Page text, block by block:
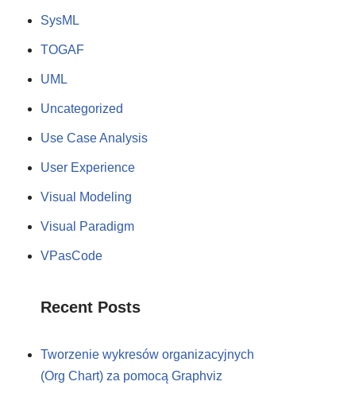
SysML
TOGAF
UML
Uncategorized
Use Case Analysis
User Experience
Visual Modeling
Visual Paradigm
VPasCode
Recent Posts
Tworzenie wykresów organizacyjnych
(Org Chart) za pomocą Graphviz